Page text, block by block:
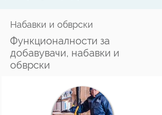
Набавки и обврски
Функционалности за
добавувачи, набавки и
обврски